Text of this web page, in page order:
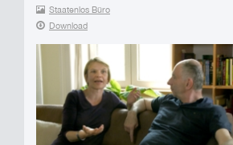
Staatenlos Büro
Download